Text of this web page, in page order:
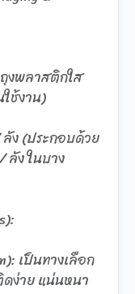
งพลาสติกใส
ช้งาน)
ง (ประกอบด้วย
ง ในบาง
เป็นทางเลือก
ง่าย แน่นหนา